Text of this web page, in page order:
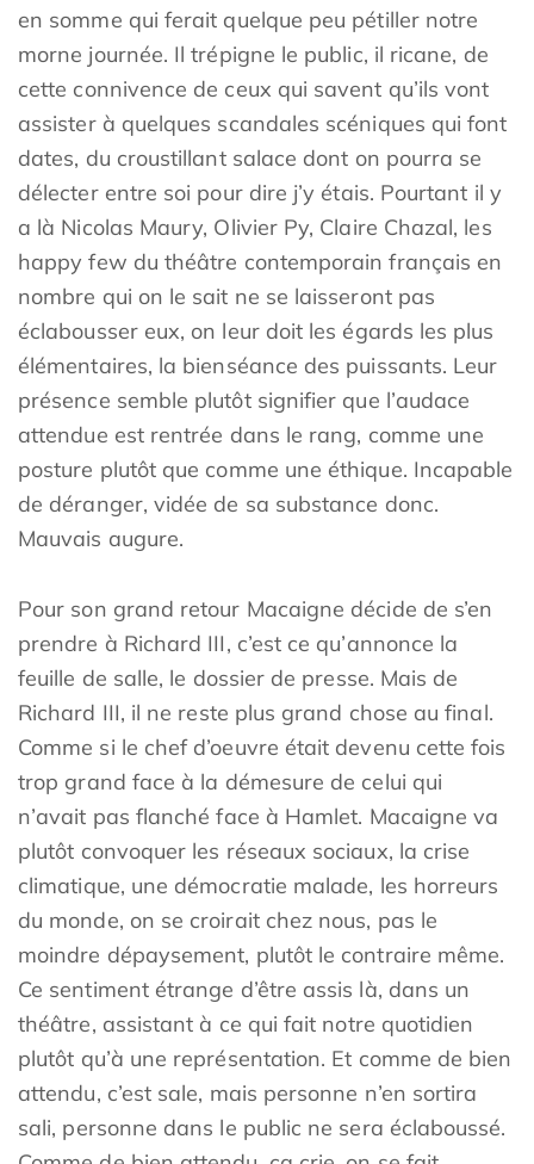
en somme qui ferait quelque peu pétiller notre
morne journée. Il trépigne le public, il ricane, de
cette connivence de ceux qui savent qu’ils vont
assister à quelques scandales scéniques qui font
dates, du croustillant salace dont on pourra se
délecter entre soi pour dire j’y étais. Pourtant il y
a là Nicolas Maury, Olivier Py, Claire Chazal, les
happy few du théâtre contemporain français en
nombre qui on le sait ne se laisseront pas
éclabousser eux, on leur doit les égards les plus
élémentaires, la bienséance des puissants. Leur
présence semble plutôt signifier que l’audace
attendue est rentrée dans le rang, comme une
posture plutôt que comme une éthique. Incapable
de déranger, vidée de sa substance donc.
Mauvais augure.
Pour son grand retour Macaigne décide de s’en
prendre à Richard III, c’est ce qu’annonce la
feuille de salle, le dossier de presse. Mais de
Richard III, il ne reste plus grand chose au final.
Comme si le chef d’oeuvre était devenu cette fois
trop grand face à la démesure de celui qui
n’avait pas flanché face à Hamlet. Macaigne va
plutôt convoquer les réseaux sociaux, la crise
climatique, une démocratie malade, les horreurs
du monde, on se croirait chez nous, pas le
moindre dépaysement, plutôt le contraire même.
Ce sentiment étrange d’être assis là, dans un
théâtre, assistant à ce qui fait notre quotidien
plutôt qu’à une représentation. Et comme de bien
attendu, c’est sale, mais personne n’en sortira
sali, personne dans le public ne sera éclaboussé.